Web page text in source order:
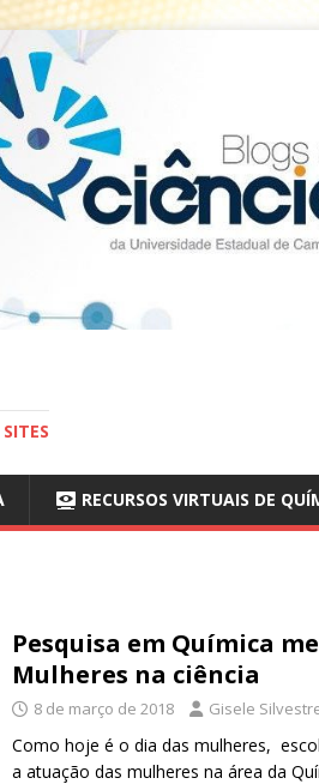
RECURSOS VIRTUAIS DE
Pesquisa em Química
Mulheres na ciência
8 de março de 2018 Gisele
Como hoje é o dia das mulheres,
a atuação das mulheres na área da